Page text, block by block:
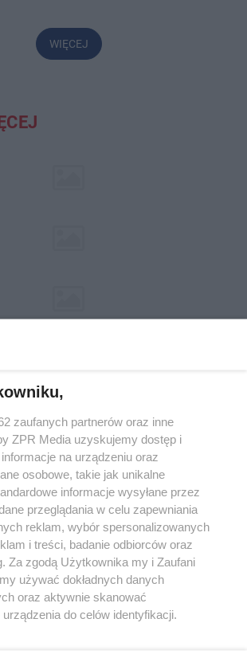
WIĘCEJ
w serwisie nie może być powielany i
dalej rozpowszechniany w jakikolwiek sposób (w
lub mechaniczny) na jakimkolwiek polu
formie, włącznie z umieszczaniem w
zgody właściciela praw. Jakiekolwiek użycie lub
w całości lub w części z naruszeniem prawa,
jest zabronione pod groźbą kary i może być
zaufanych partnerów oraz inne
ZPR Media uzyskujemy dostęp i
na urządzeniu oraz
osobowe, takie jak unikalne
informacje wysyłane przez
przeglądania w celu zapewniania
reklam, wybór spersonalizowanych
i treści, badanie odbiorców oraz
Za zgodą Użytkownika my i Zaufani
używać dokładnych danych
oraz aktywnie skanować
do celów identyfikacji.